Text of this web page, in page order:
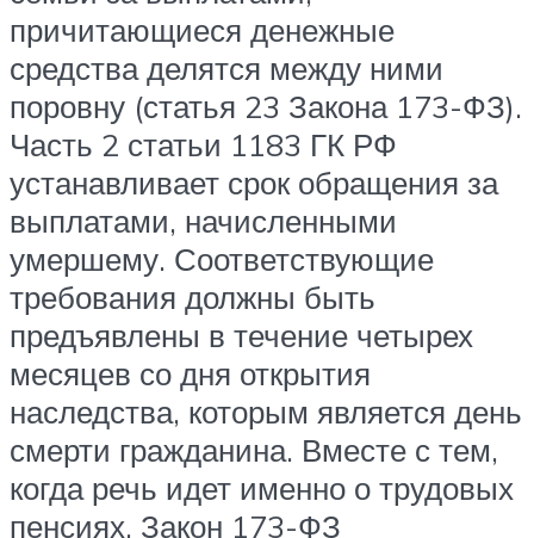
причитающиеся денежные
средства делятся между ними
поровну (статья 23 Закона 173-ФЗ).
Часть 2 статьи 1183 ГК РФ
устанавливает срок обращения за
выплатами, начисленными
умершему. Соответствующие
требования должны быть
предъявлены в течение четырех
месяцев со дня открытия
наследства, которым является день
смерти гражданина. Вместе с тем,
когда речь идет именно о трудовых
пенсиях, Закон 173-ФЗ